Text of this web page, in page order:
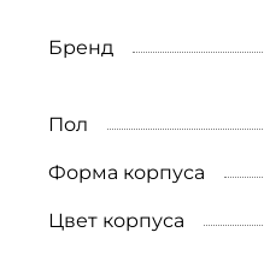
Бренд
Пол
Форма корпуса
Цвет корпуса